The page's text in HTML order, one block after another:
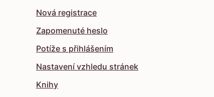
Nová registrace
Zapomenuté heslo
Potíže s přihlášením
Nastavení vzhledu stránek
Knihy